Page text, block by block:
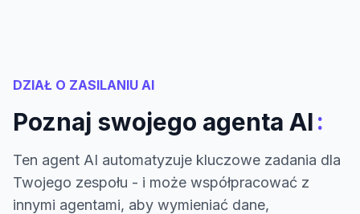
DZIAŁ O ZASILANIU AI
Poznaj swojego agenta AI:
Ten agent AI automatyzuje kluczowe zadania dla
Twojego zespołu - i może współpracować z
innymi agentami, aby wymieniać dane,